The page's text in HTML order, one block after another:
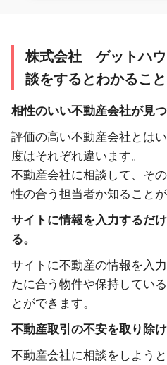
株式会社 ゲットハウ
談をするとわかること
相性のいい不動産会社が見
評価の高い不動産会社とは
度はそれぞれ違います。
不動産会社に相談して、そ
性の合う担当者か知ることが
サイトに情報を入力するだ
る。
サイトに不動産の情報を入
たに合う物件や保持してい
とができます。
不動産取引の不安を取り除
不動産会社に相談をしよう